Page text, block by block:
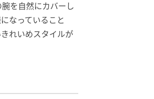
を自然にカバーし
なっていること
れいめスタイルが